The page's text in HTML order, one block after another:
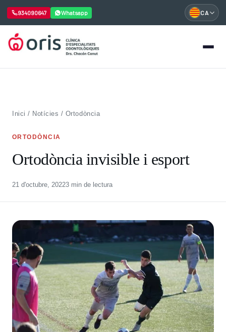
934090647 Whatsapp CA
Inici / Notícies / Ortodòncia
ORTODÒNCIA
Ortodòncia invisible i esport
21 d'octubre, 20223 min de lectura